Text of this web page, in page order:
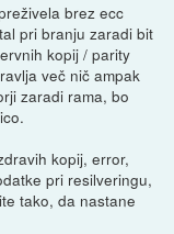
brez ecc
pri branju zaradi bit
kopij / parity
več nič ampak
zaradi rama, bo
kopij, error,
pri resilveringu,
tako, da nastane